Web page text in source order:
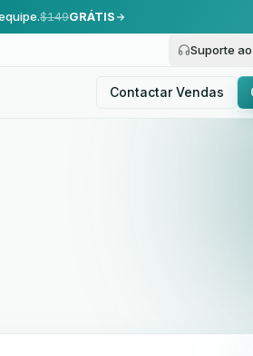
$149GRÁTIS
Suporte
Contactar Vendas